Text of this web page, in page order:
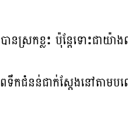
ស្រកខ្លះ ប៉ុន្តែទោះជាយ៉ា
កជំនន់ជាក់ស្ដែងនៅតាមប